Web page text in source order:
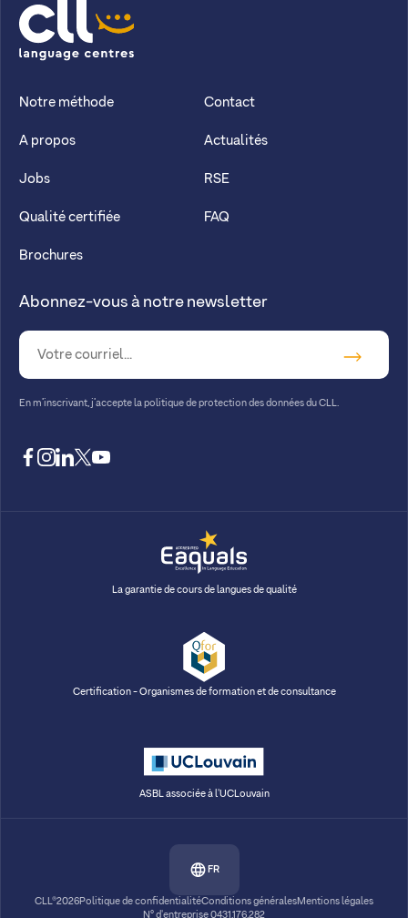
CLL
Notre méthode
A propos
Jobs
Qualité certifiée
Brochures
Contact
Actualités
RSE
FAQ
Abonnez-vous à notre newsletter
En m’inscrivant, j’accepte la politique de protection des données du CLL.
facebook
instagram
linkedin
twitteryoutube
La garantie de cours de langues de qualité
Certification - Organismes de formation et de consultance
ASBL associée à l'UCLouvain
FR
CLL®2026Politique de confidentialitéConditions généralesMentions légales
N° d'entreprise 0431.176.282